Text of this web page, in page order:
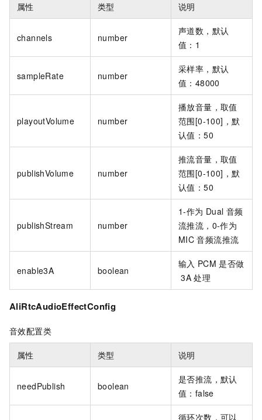
属性 类型 说明
channels number
声道数，默认
值：1
sampleRate number
采样率，默认
值：48000
playoutVolume number
播放音量，取值
范围[0-100]，默
认值：50
publishVolume number
推流音量，取值
范围[0-100]，默
认值：50
publishStream number
1-作为 Dual 音频
流推流，0-作为
MIC 音频流推流
enable3A boolean
输入 PCM 是否做
3A 处理
AliRtcAudioEffectConfig
音效配置类
属性 类型 说明
needPublish boolean
是否推流，默认
值：false
循环次数，可以